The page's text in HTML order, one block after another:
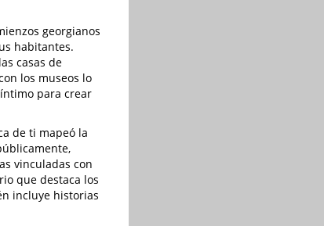
georgianos
habitantes.
casas de
los museos lo
para crear
de ti mapeó la
vinculadas con
que destaca los
incluye historias